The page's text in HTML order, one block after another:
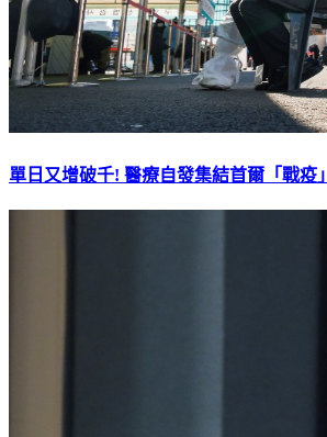
單日又增破千! 醫療自發集結首爾「戰疫」